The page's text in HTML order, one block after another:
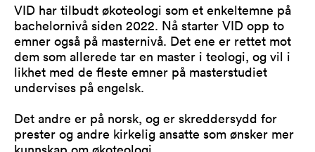
VID har tilbudt økoteologi som et enkeltemne på
bachelornivå siden 2022. Nå starter VID opp to
emner også på masternivå. Det ene er rettet mot
dem som allerede tar en master i teologi, og vil i
likhet med de fleste emner på masterstudiet
undervises på engelsk.
Det andre er på norsk, og er skreddersydd for
prester og andre kirkelig ansatte som ønsker mer